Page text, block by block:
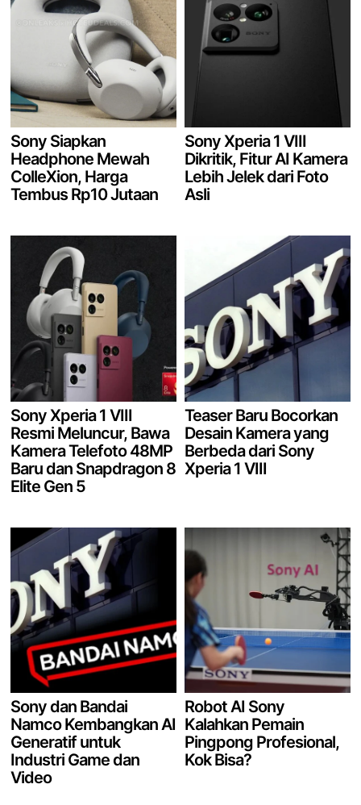
Sony Siapkan
Headphone Mewah
ColleXion, Harga
Tembus Rp10 Jutaan
Sony Xperia 1 VIII
Dikritik, Fitur AI Kamera
Lebih Jelek dari Foto
Asli
Sony Xperia 1 VIII
Resmi Meluncur, Bawa
Kamera Telefoto 48MP
Baru dan Snapdragon 8
Elite Gen 5
Teaser Baru Bocorkan
Desain Kamera yang
Berbeda dari Sony
Xperia 1 VIII
Sony dan Bandai
Namco Kembangkan AI
Generatif untuk
Industri Game dan
Video
Robot AI Sony
Kalahkan Pemain
Pingpong Profesional,
Kok Bisa?